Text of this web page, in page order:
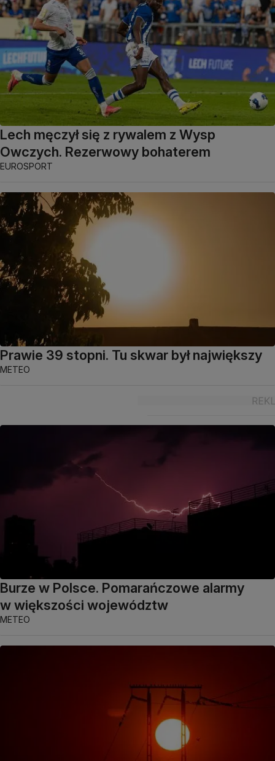
Lech męczył się z rywalem z Wysp
Owczych. Rezerwowy bohaterem
EUROSPORT
Prawie 39 stopni. Tu skwar był największy
METEO
Burze w Polsce. Pomarańczowe alarmy
w większości województw
METEO